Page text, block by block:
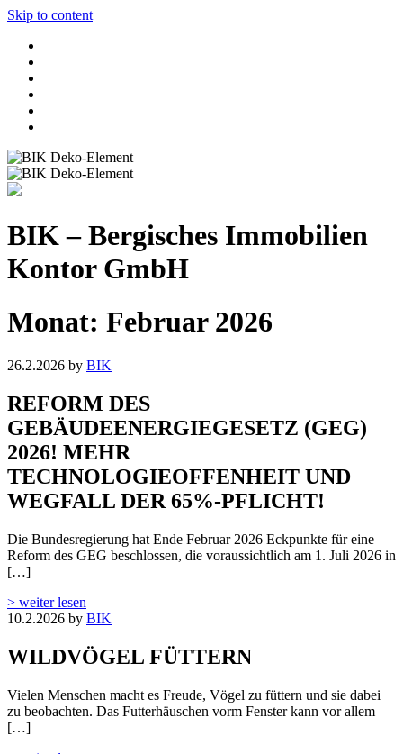
Skip to content
BIK – Bergisches Immobilien
Kontor GmbH
Monat: Februar 2026
26.2.2026 by BIK
REFORM DES
GEBÄUDEENERGIEGESETZ (GEG)
2026! MEHR
TECHNOLOGIEOFFENHEIT UND
WEGFALL DER 65%-PFLICHT!
Die Bundesregierung hat Ende Februar 2026 Eckpunkte für eine
Reform des GEG beschlossen, die voraussichtlich am 1. Juli 2026 in
[…]
> weiter lesen
10.2.2026 by BIK
WILDVÖGEL FÜTTERN
Vielen Menschen macht es Freude, Vögel zu füttern und sie dabei
zu beobachten. Das Futterhäuschen vorm Fenster kann vor allem
[…]